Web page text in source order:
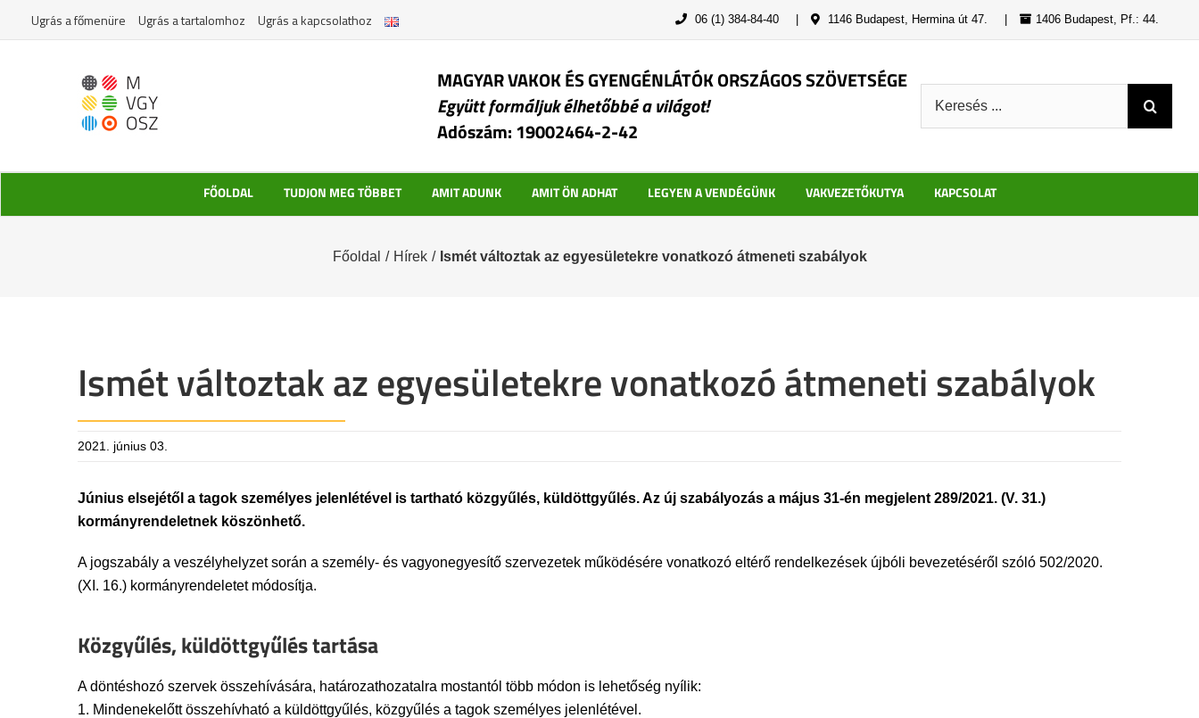
Ugrás a főmenüre Ugrás a tartalomhoz Ugrás a kapcsolathoz 06 (1) 384-84-40 1146 Budapest, Hermina út 47. 1406 Budapest, Pf.: 44.
MAGYAR VAKOK ÉS GYENGÉNLÁTÓK ORSZÁGOS SZÖVETSÉGE
Együtt formáljuk élhetőbbé a világot!
Adószám: 19002464-2-42
FŐOLDAL TUDJON MEG TÖBBET AMIT ADUNK AMIT ÖN ADHAT LEGYEN A VENDÉGÜNK VAKVEZETŐKUTYA KAPCSOLAT
Főoldal / Hírek / Ismét változtak az egyesületekre vonatkozó átmeneti szabályok
Ismét változtak az egyesületekre vonatkozó átmeneti szabályok
2021. június 03.
Június elsejétől a tagok személyes jelenlétével is tartható közgyűlés, küldöttgyűlés. Az új szabályozás a május 31-én megjelent 289/2021. (V. 31.)
kormányrendeletnek köszönhető.
A jogszabály a veszélyhelyzet során a személy- és vagyonegyesítő szervezetek működésére vonatkozó eltérő rendelkezések újbóli bevezetéséről szóló 502/2020.
(XI. 16.) kormányrendeletet módosítja.
Közgyűlés, küldöttgyűlés tartása
A döntéshozó szervek összehívására, határozathozatalra mostantól több módon is lehetőség nyílik:
1. Mindenekelőtt összehívható a küldöttgyűlés, közgyűlés a tagok személyes jelenlétével.